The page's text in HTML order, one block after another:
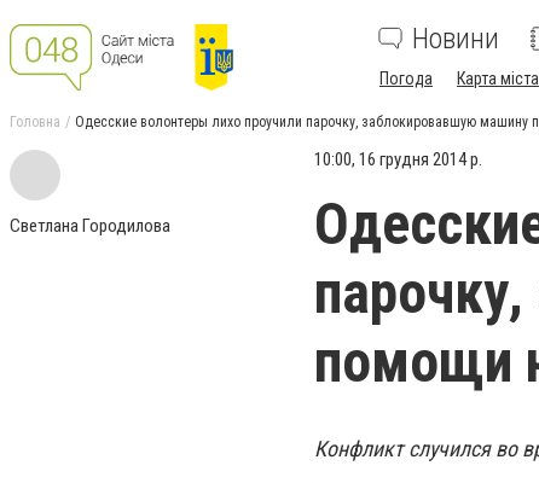
Новини
Погода Карта міста
Головна Одесские волонтеры лихо проучили парочку, заблокировавшую
Светлана Городилова
10:00, 16 грудня 2014 р.
помощи
Конфликт случился во